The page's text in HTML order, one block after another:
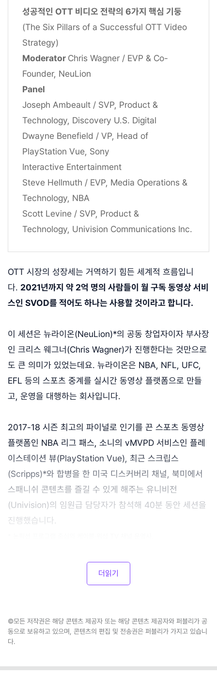
성공적인 OTT 비디오 전략의 6가지 핵심 기둥
(The Six Pillars of a Successful OTT Video
Strategy)
Moderator Chris Wagner / EVP & Co-
Founder, NeuLion
Panel
Joseph Ambeault / SVP, Product &
Technology, Discovery U.S. Digital
Dwayne Benefield / VP, Head of
PlayStation Vue, Sony
Interactive Entertainment
Steve Hellmuth / EVP, Media Operations &
Technology, NBA
Scott Levine / SVP, Product &
Technology, Univision Communications Inc.
OTT 시장의 성장세는 거역하기 힘든 세계적 흐름입니
다. 2021년까지 약 2억 명의 사람들이 월 구독 동영상 서비
스인 SVOD를 적어도 하나는 사용할 것이라고 합니다.
이 세션은 뉴라이온(NeuLion)*의 공동 창업자이자 부사장
인 크리스 웨그너(Chris Wagner)가 진행한다는 것만으로
도 큰 의미가 있었는데요. 뉴라이온은 NBA, NFL, UFC,
EFL 등의 스포츠 중계를 실시간 동영상 플랫폼으로 만들
고, 운영을 대행하는 회사입니다.
2017-18 시즌 최고의 파이널로 인기를 끈 스포츠 동영상
플랫폼인 NBA 리그 패스, 소니의 vMVPD 서비스인 플레
이스테이션 뷰(PlayStation Vue), 최근 스크립스
(Scripps)*와 합병을 한 미국 디스커버리 채널, 북미에서
스패니쉬 콘텐츠를 즐길 수 있게 해주는 유니비전
(Univision)의 임원급 담당자가 참석해 40분 동안 세션을
진행했습니다.
더읽기
©모든 저작권은 해당 콘텐츠 제공자 또는 해당 콘텐츠 제공자와 퍼블리가 공
동으로 보유하고 있으며, 콘텐츠의 편집 및 전송권은 퍼블리가 가지고 있습니
다.